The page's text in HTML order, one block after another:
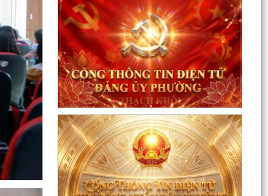
sử dụng nguồn công đức tại các di tích trên địa...
Quyết định Về việc ban hành Quy chế hoạt động
của Ban Quản lý di tích Phường Thạch Khôi,
thành phố...
UBND phường tổ chức phiên họp tháng 8/2026
(lần 1).
Kế hoạch tổ chức Hội nghị tuyên truyền, phổ
biến triển khai Luật sửa đổi, bổ sung một số điều
của...
Công tác tháng 8/2026 của Ủy ban nhân dân
phường Thạch Khôi